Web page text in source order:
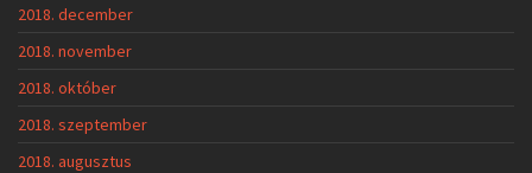
2018. december
2018. november
2018. október
2018. szeptember
2018. augusztus